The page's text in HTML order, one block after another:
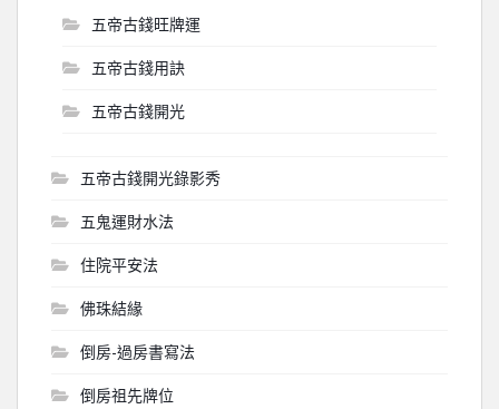
五帝古錢旺牌運
五帝古錢用訣
五帝古錢開光
五帝古錢開光錄影秀
五鬼運財水法
住院平安法
佛珠結緣
倒房-過房書寫法
倒房祖先牌位